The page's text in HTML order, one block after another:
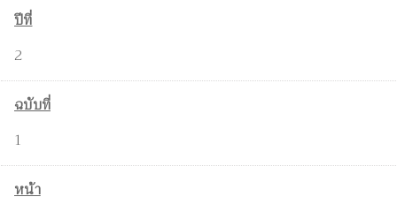
ปีที่
2
ฉบับที่
1
หน้า